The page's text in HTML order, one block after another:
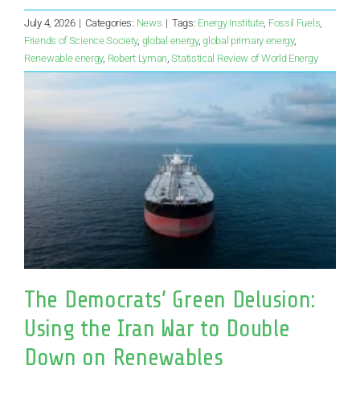
July 4, 2026 | Categories: News | Tags: Energy Institute, Fossil Fuels,
Friends of Science Society, global energy,global primary energy,
Renewable energy, Robert Lyman,Statistical Review of World Energy
The Democrats’ Green Delusion:
Using the Iran War to Double
Down on Renewables